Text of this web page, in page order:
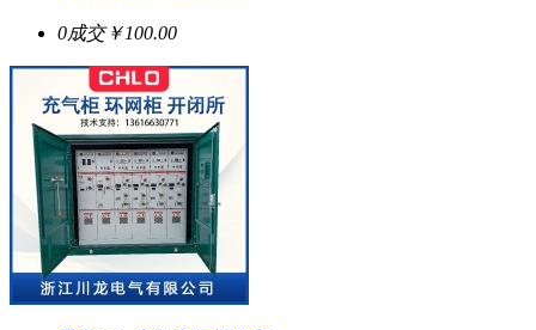
0成交￥100.00